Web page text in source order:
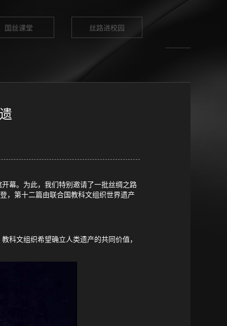
国丝课堂 丝路进校园
幕。为此，我们特别邀请了一批丝绸之路
，第十二篇由联合国教科文组织世界遗产
科文组织希望确立人类遗产的共同价值，